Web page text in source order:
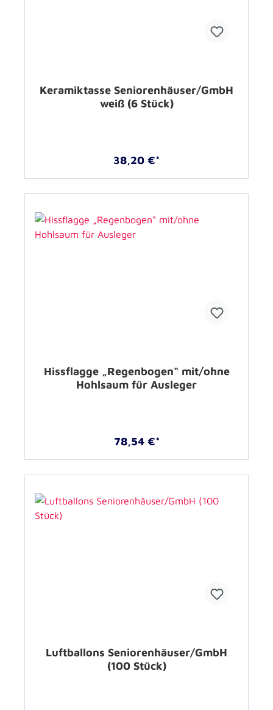
Keramiktasse Seniorenhäuser/GmbH
weiß (6 Stück)
38,20 €*
Hissflagge „Regenbogen“ mit/ohne
Hohlsaum für Ausleger
78,54 €*
Luftballons Seniorenhäuser/GmbH
(100 Stück)